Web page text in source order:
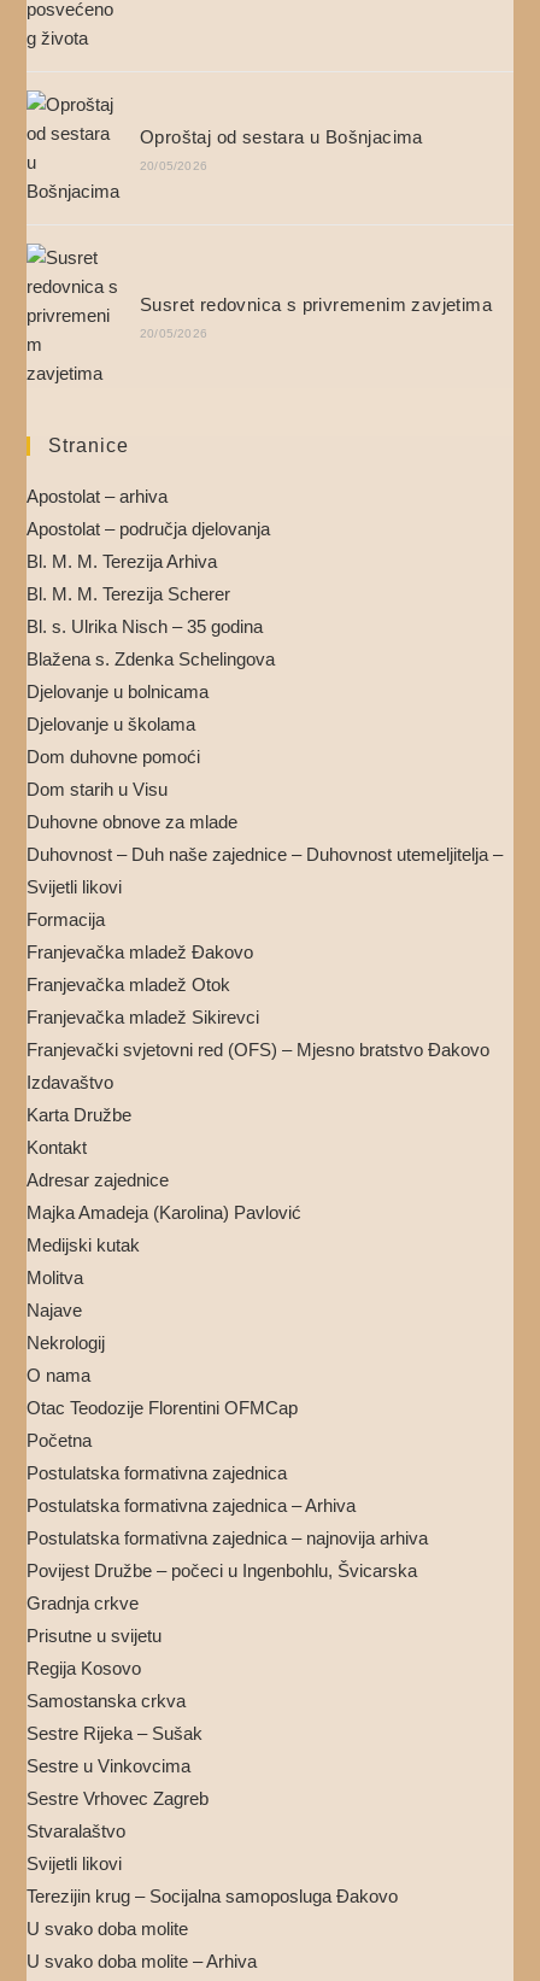
Oproštaj od sestara u Bošnjacima
20/05/2026
Susret redovnica s privremenim zavjetima
20/05/2026
Stranice
Apostolat – arhiva
Apostolat – područja djelovanja
Bl. M. M. Terezija Arhiva
Bl. M. M. Terezija Scherer
Bl. s. Ulrika Nisch – 35 godina
Blažena s. Zdenka Schelingova
Djelovanje u bolnicama
Djelovanje u školama
Dom duhovne pomoći
Dom starih u Visu
Duhovne obnove za mlade
Duhovnost – Duh naše zajednice – Duhovnost utemeljitelja –
Svijetli likovi
Formacija
Franjevačka mladež Đakovo
Franjevačka mladež Otok
Franjevačka mladež Sikirevci
Franjevački svjetovni red (OFS) – Mjesno bratstvo Đakovo
Izdavaštvo
Karta Družbe
Kontakt
Adresar zajednice
Majka Amadeja (Karolina) Pavlović
Medijski kutak
Molitva
Najave
Nekrologij
O nama
Otac Teodozije Florentini OFMCap
Početna
Postulatska formativna zajednica
Postulatska formativna zajednica – Arhiva
Postulatska formativna zajednica – najnovija arhiva
Povijest Družbe – počeci u Ingenbohlu, Švicarska
Gradnja crkve
Prisutne u svijetu
Regija Kosovo
Samostanska crkva
Sestre Rijeka – Sušak
Sestre u Vinkovcima
Sestre Vrhovec Zagreb
Stvaralaštvo
Svijetli likovi
Terezijin krug – Socijalna samoposluga Đakovo
U svako doba molite
U svako doba molite – Arhiva